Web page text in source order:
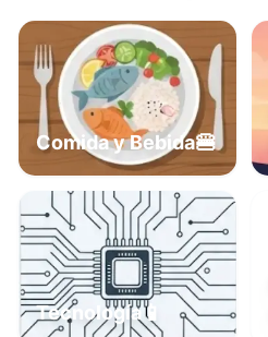
Comida y Bebida🍔
Tecnología📱